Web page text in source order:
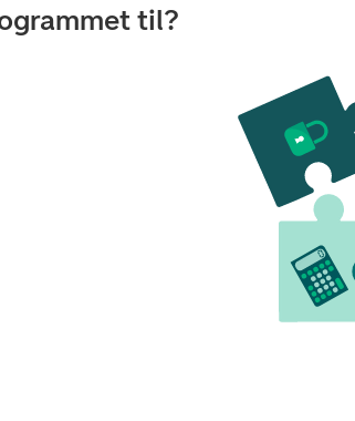
til?